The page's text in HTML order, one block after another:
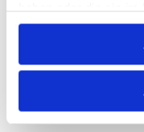
gesammelt haben.